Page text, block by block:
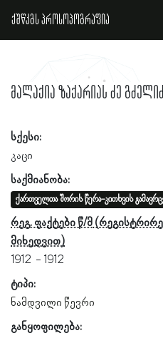
ქშწკგს პროსოპოგრაფია
მალაქია ზაქარიას ძე
სქესი:
კაცი
საქმიანობა:
ქართველთა შორის წერა-კითხვის
რეგ. ფაქტები წ/მ
1912
1912
ტიპი:
ნამდვილი წევრი
განყოფილება: